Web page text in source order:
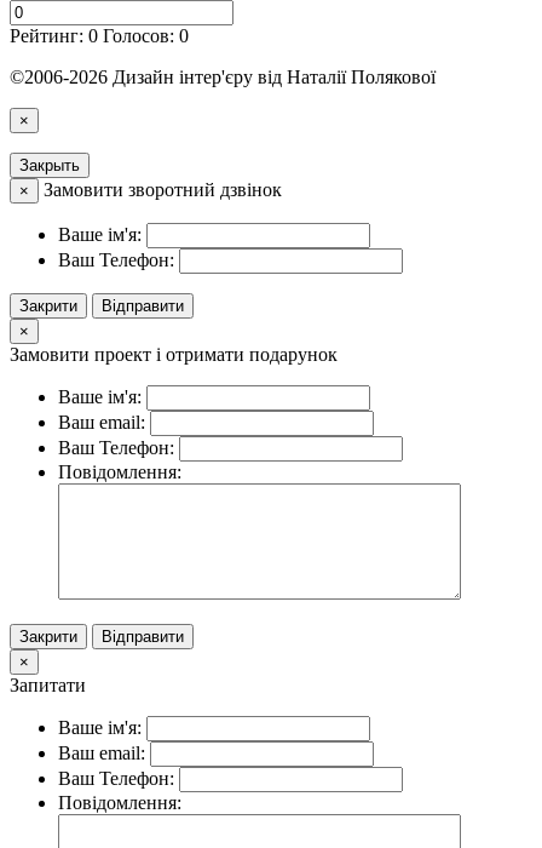
Рейтинг: 0 Голосов: 0
©2006-2026 Дизайн інтер'єру від Наталії Полякової
×
Закрыть
×
Замовити зворотний дзвінок
Ваше ім'я:
Ваш Телефон:
Закрити
Відправити
×
Замовити проект і отримати подарунок
Ваше ім'я:
Ваш email:
Ваш Телефон:
Повідомлення:
Закрити
Відправити
×
Запитати
Ваше ім'я:
Ваш email:
Ваш Телефон:
Повідомлення: